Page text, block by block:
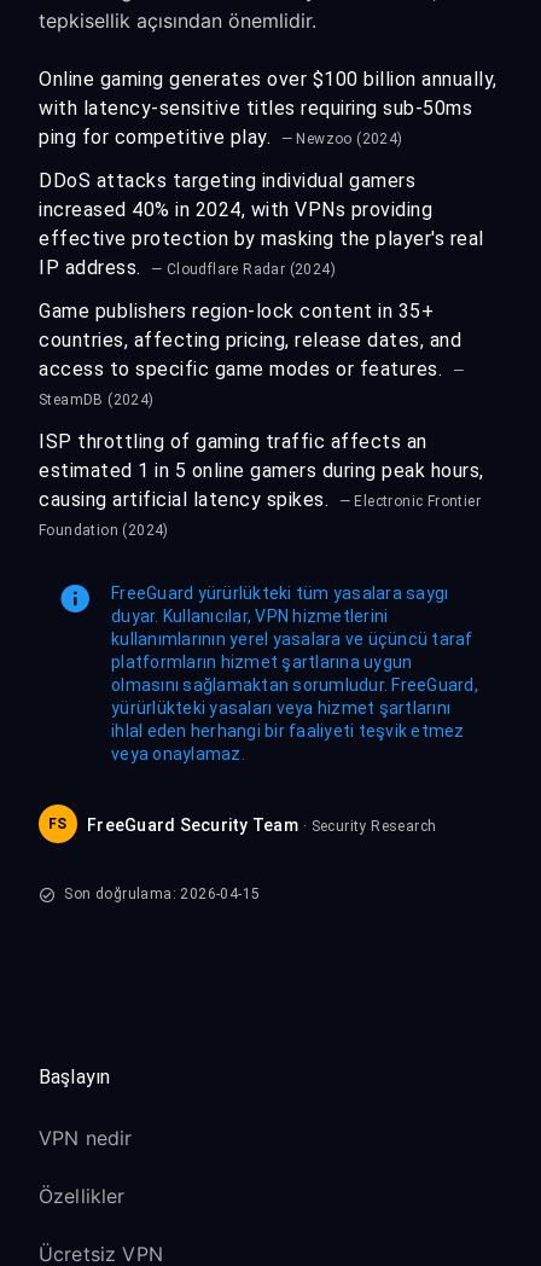
tepkisellik açısından önemlidir.
Online gaming generates over $100 billion annually,
with latency-sensitive titles requiring sub-50ms
ping for competitive play.
— Newzoo (2024)
DDoS attacks targeting individual gamers
increased 40% in 2024, with VPNs providing
effective protection by masking the player's real
IP address.
— Cloudflare Radar (2024)
Game publishers region-lock content in 35+
countries, affecting pricing, release dates, and
access to specific game modes or features.
—
SteamDB (2024)
ISP throttling of gaming traffic affects an
estimated 1 in 5 online gamers during peak hours,
causing artificial latency spikes.
— Electronic Frontier
Foundation (2024)
FreeGuard yürürlükteki tüm yasalara saygı
duyar. Kullanıcılar, VPN hizmetlerini
kullanımlarının yerel yasalara ve üçüncü taraf
platformların hizmet şartlarına uygun
olmasını sağlamaktan sorumludur. FreeGuard,
yürürlükteki yasaları veya hizmet şartlarını
ihlal eden herhangi bir faaliyeti teşvik etmez
veya onaylamaz.
FS FreeGuard Security Team · Security Research
Son doğrulama: 2026-04-15
Başlayın
VPN nedir
Özellikler
Ücretsiz VPN